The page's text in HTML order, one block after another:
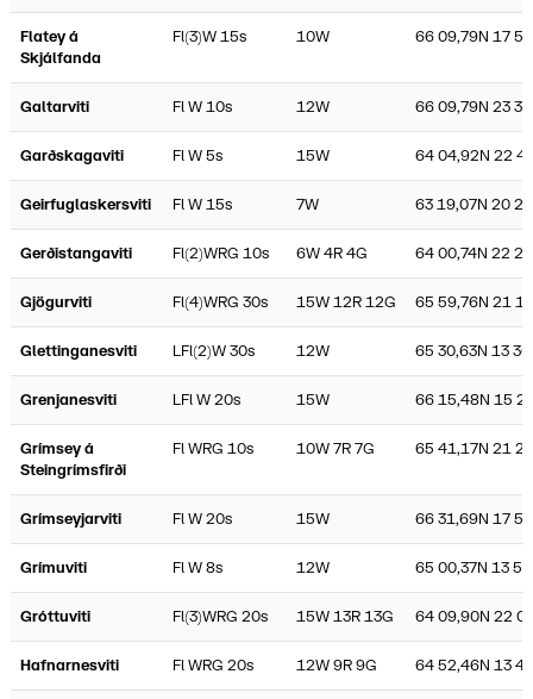
Flatey á
Skjálfanda
Fl(3)W 15s 10W 66 09,79N 17
Galtarviti Fl W 10s 12W 66 09,79N 23
Garðskagaviti Fl W 5s 15W 64 04,92N 22
Geirfuglaskersviti Fl W 15s 7W 63 19,07N 20
Gerðistangaviti Fl(2)WRG 10s 6W 4R 4G 64 00,74N 22
Gjögurviti Fl(4)WRG 30s 15W 12R 12G 65 59,76N 21
Glettinganesviti LFl(2)W 30s 12W 65 30,63N 13
Grenjanesviti LFl W 20s 15W 66 15,48N 15
Grímsey á
Steingrímsfirði
Fl WRG 10s 10W 7R 7G 65 41,17N 21
Grímseyjarviti Fl W 20s 15W 66 31,69N 17
Grímuviti Fl W 8s 12W 65 00,37N 13
Gróttuviti Fl(3)WRG 20s 15W 13R 13G 64 09,90N 22
Hafnarnesviti Fl WRG 20s 12W 9R 9G 64 52,46N 13